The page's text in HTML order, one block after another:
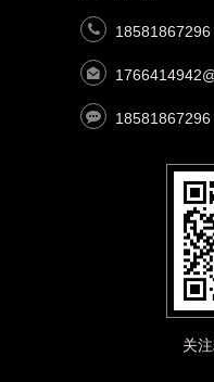
18581867296
18581867296
关